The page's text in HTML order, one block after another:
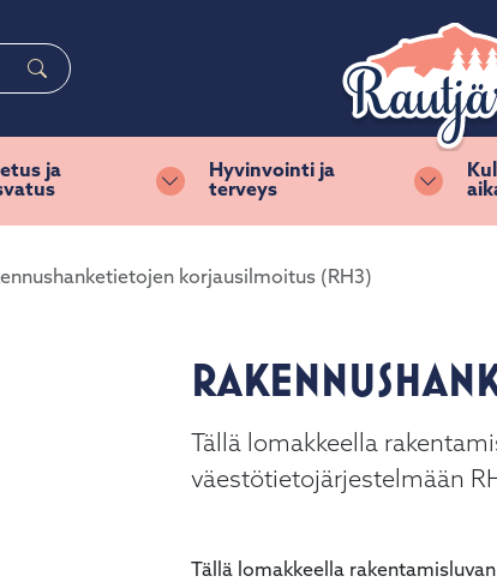
Haku
ja
Vaihda alasvetovalikkoa
Hyvinvointi ja
terveys
Vaihda
korjausilmoitus (RH3)
Tällä lomakkeella
väestötietojärjestelmään
Tällä lomakkeella